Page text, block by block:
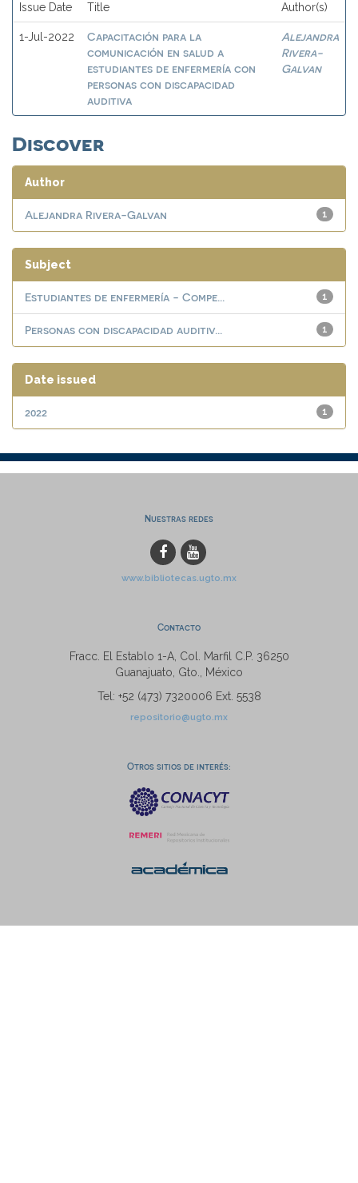
Issue Date Title Author(s)
1-Jul-2022
Capacitación para la
comunicación en salud a
estudiantes de enfermería con
personas con discapacidad
auditiva
Alejandra
Rivera-
Galvan
Discover
Author
1
Alejandra Rivera-Galvan
Subject
1
Estudiantes de enfermería - Compe...
1
Personas con discapacidad auditiv...
Date issued
1
2022
Nuestras redes
www.bibliotecas.ugto.mx
Contacto
Fracc. El Establo 1-A, Col. Marfil C.P. 36250
Guanajuato, Gto., México
Tel: +52 (473) 7320006 Ext. 5538
repositorio@ugto.mx
Otros sitios de interés: